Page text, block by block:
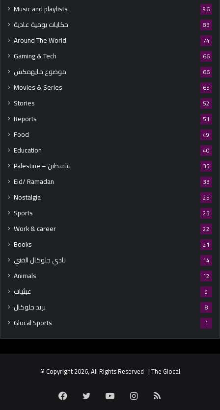
Music and playlists 96
حكايات يومية عادية 83
Around The World 74
Gaming & Tech 66
موضوع مايهمكش 66
Movies & Series 65
Stories 52
Reports 51
Food 49
Education 40
Palestine – فلسطين 35
Eid/ Ramadan 33
Nostalgia 25
Sports 23
Work & career 22
Books 21
نادي جلوكال الفني 14
Animals 12
عبثيات 9
بريد جلوكال 8
Glocal Sports 1
© Copyright 2026, All Rights Reserved | The Glocal
Facebook Twitter YouTubeInstagram